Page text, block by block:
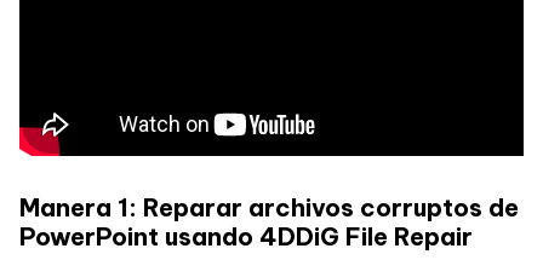
Manera 1: Reparar archivos corruptos de
PowerPoint usando 4DDiG File Repair